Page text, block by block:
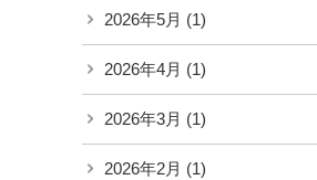
2026年5月 (1)
2026年4月 (1)
2026年3月 (1)
2026年2月 (1)